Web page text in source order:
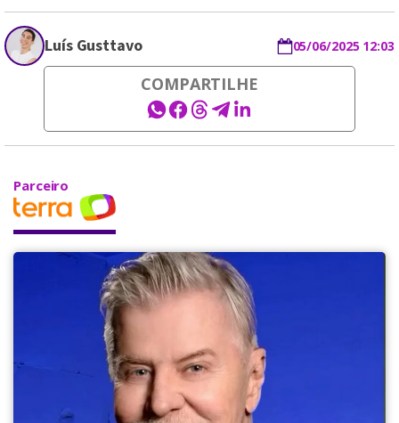
Luís Gusttavo 05/06/2025 12:03
COMPARTILHE
Parceiro